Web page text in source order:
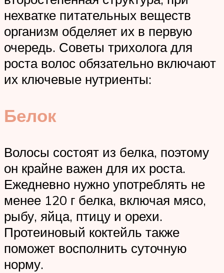
нехватке питательных веществ
организм обделяет их в первую
очередь. Советы трихолога для
роста волос обязательно включают
их ключевые нутриенты:
Белок
Волосы состоят из белка, поэтому
он крайне важен для их роста.
Ежедневно нужно употреблять не
менее 120 г белка, включая мясо,
рыбу, яйца, птицу и орехи.
Протеиновый коктейль также
поможет восполнить суточную
норму.